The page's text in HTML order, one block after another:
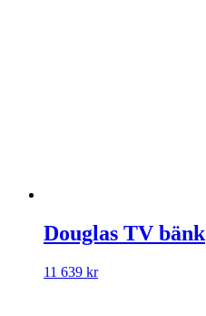
Douglas TV bänk
11 639 kr